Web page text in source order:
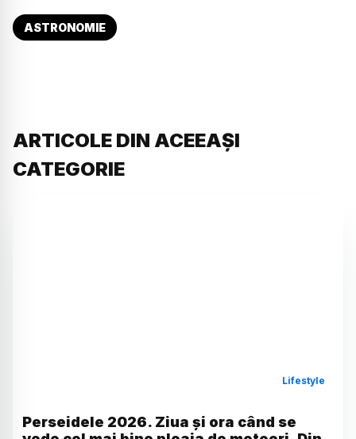
ASTRONOMIE
ARTICOLE DIN ACEEAȘI
CATEGORIE
Lifestyle
Perseidele 2026. Ziua și ora când se